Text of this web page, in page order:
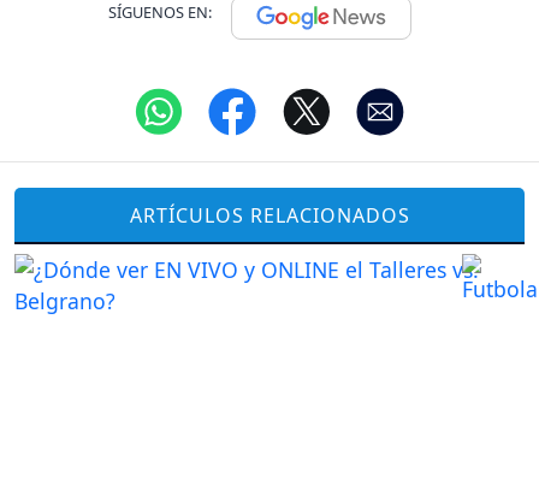
SÍGUENOS EN:
ARTÍCULOS RELACIONADOS